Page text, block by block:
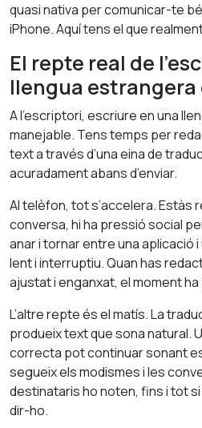
quasi nativa per comunicar-te
iPhone. Aquí tens el que
El repte real de
llengua estrangera
A l’escriptori, escriure en una
manejable. Tens temps per
text a través d’una eina de
acuradament abans d’enviar.
Al telèfon, tot s’accelera. Estàs
conversa, hi ha pressió social
anar i tornar entre una aplicació
lent i interruptiu. Quan has
ajustat i enganxat, el moment
L’altre repte és el matís. La
produeix text que sona natural.
correcta pot continuar sonant
segueix els modismes i les
destinataris ho noten, fins i tot
dir-ho.